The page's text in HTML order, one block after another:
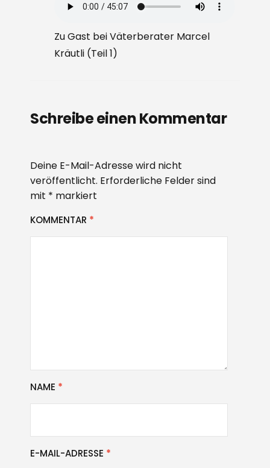
Zu Gast bei Väterberater Marcel
Kräutli (Teil 1)
Schreibe einen Kommentar
Deine E-Mail-Adresse wird nicht
veröffentlicht. Erforderliche Felder sind
mit * markiert
KOMMENTAR *
NAME *
E-MAIL-ADRESSE *